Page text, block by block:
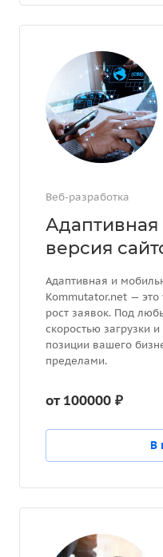
Веб-разработка
версия
Адаптивная и
Kommutator.net — это
рост заявок. Под
скоростью загрузки
позиции вашего
пределами.
от 100000 ₽
В